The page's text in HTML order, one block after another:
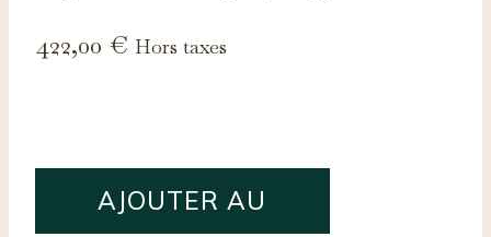
422,00 € Hors taxes
AJOUTER AU